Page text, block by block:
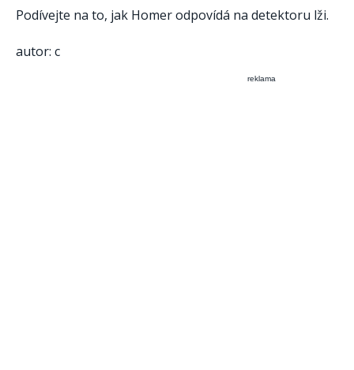
Podívejte na to, jak Homer odpovídá na detektoru lži.
autor: c
reklama